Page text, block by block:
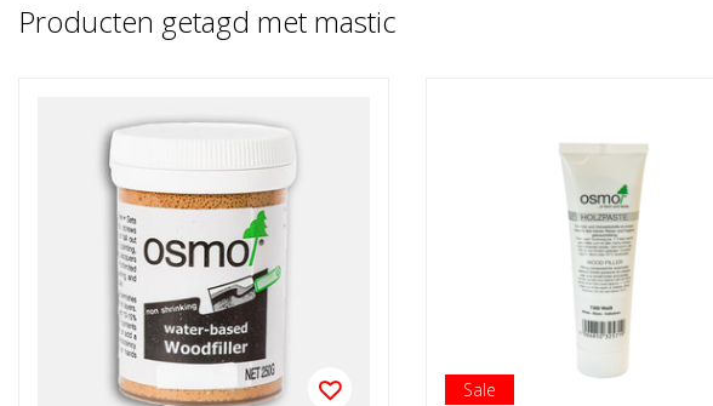
Producten getagd met mastic
Sale